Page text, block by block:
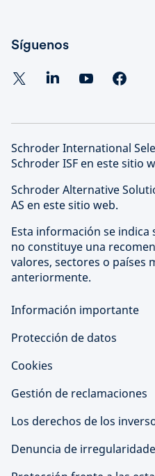
Síguenos
Schroder International
Schroder ISF en este sitio
Schroder Alternative
AS en este sitio web.
Esta información se
no constituye una
valores, sectores o países
anteriormente.
Información importante
Protección de datos
Cookies
Gestión de reclamaciones
Los derechos de los
Denuncia de